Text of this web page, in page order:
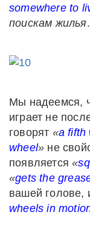
somewhere to
поискам жилья.
Мы надеемся,
играет не
говорят «a fifth
wheel» не
появляется«
«gets the
вашей
wheels in